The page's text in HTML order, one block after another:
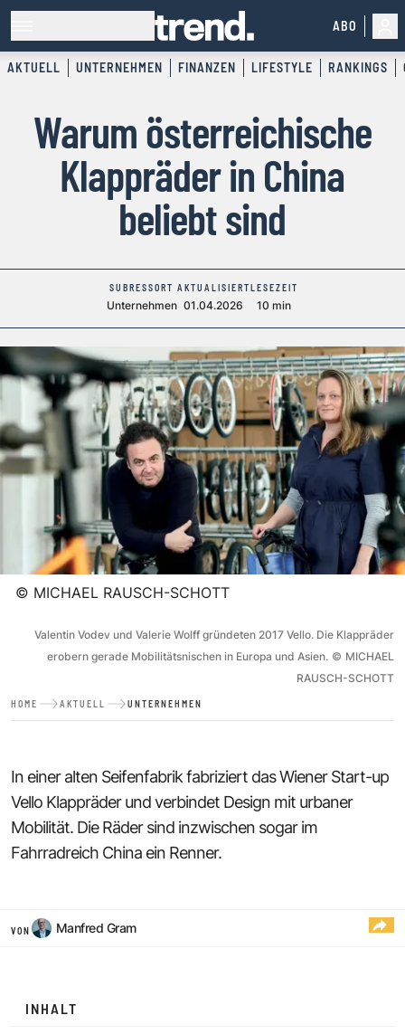
ABO
AKTUELL UNTERNEHMEN FINANZEN LIFESTYLE RANKINGS
Warum österreichische
Klappräder in China
beliebt sind
SUBRESSORT
Unternehmen
AKTUALISIERT
01.04.2026
LESEZEIT
10 min
© MICHAEL RAUSCH-SCHOTT
Valentin Vodev und Valerie Wolff gründeten 2017 Vello. Die Klappräder
erobern gerade Mobilitätsnischen in Europa und Asien. © MICHAEL
RAUSCH-SCHOTT
HOME AKTUELL UNTERNEHMEN
In einer alten Seifenfabrik fabriziert das Wiener Start-up
Vello Klappräder und verbindet Design mit urbaner
Mobilität. Die Räder sind inzwischen sogar im
Fahrradreich China ein Renner.
VON Manfred Gram
INHALT